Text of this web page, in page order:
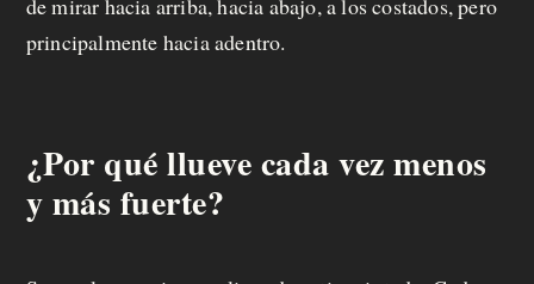
a
f
c
i
de mirar hacia arriba, hacia abajo, a los costados, pero
principalmente hacia adentro.
¿Por qué llueve cada vez menos
y más fuerte?